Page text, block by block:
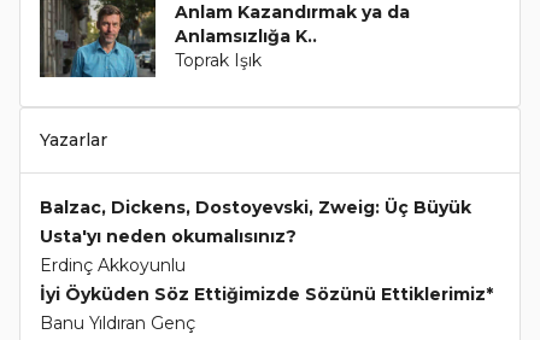
Anlam Kazandırmak ya da
Anlamsızlığa K..
Toprak Işık
Yazarlar
Balzac, Dickens, Dostoyevski, Zweig: Üç Büyük
Usta'yı neden okumalısınız?
Erdinç Akkoyunlu
İyi Öyküden Söz Ettiğimizde Sözünü Ettiklerimiz*
Banu Yıldıran Genç